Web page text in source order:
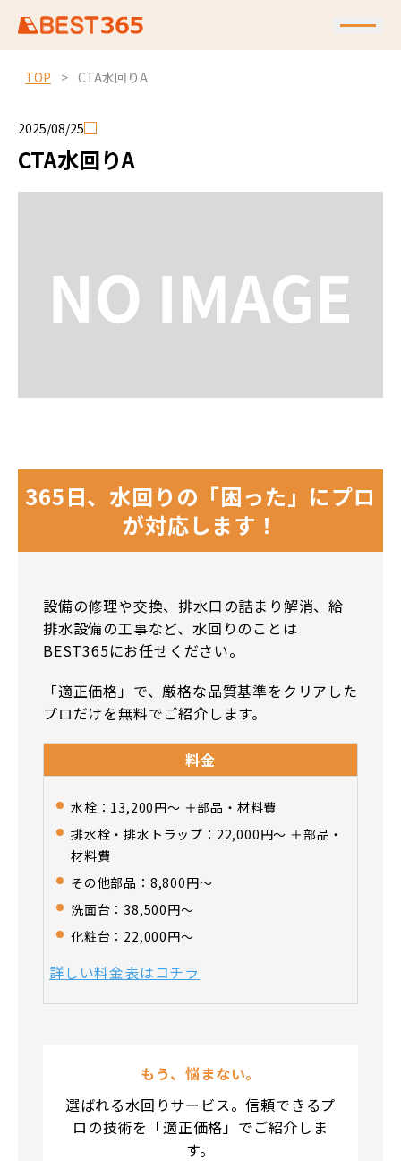
TOP > CTA水回りA
2025/08/25
CTA水回りA
365日、水回りの「困った」にプロ
が対応します！
設備の修理や交換、排水口の詰まり解消、給
排水設備の工事など、水回りのことは
BEST365にお任せください。
「適正価格」で、厳格な品質基準をクリアした
プロだけを無料でご紹介します。
料金
水栓：13,200円〜 ＋部品・材料費
排水栓・排水トラップ：22,000円〜 ＋部品・
材料費
その他部品：8,800円〜
洗面台：38,500円〜
化粧台：22,000円〜
詳しい料金表はコチラ
もう、悩まない。
選ばれる水回りサービス。信頼できるプ
ロの技術を「適正価格」でご紹介しま
す。